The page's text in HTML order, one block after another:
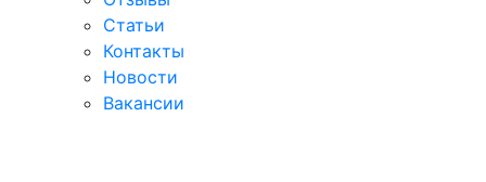
Статьи
Контакты
Новости
Вакансии